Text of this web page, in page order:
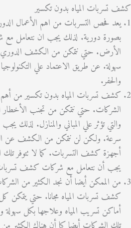
المياه بدون تكسير
فحص التسربات من اهم الأعمال الدورية
دورية. لذلك يجب ان نتعامل مع
حتي نتمكن من الكشف الدوري
عن طريق الاعتماد علي التكنولوجيا
تسربات المياه بدون تكسير من أهم
حتي نتمكن من تجنب الأخطار التي
تؤثر علي المباني والمنازل. لذلك يجب
ولكن لن نتمكن من الكشف عن
كشف التسربات. كما لا تتوفر تلك
أن نتعامل مع شركات كشف تسربات
الممكن أيضا أن نجد الكثير من الشركات
تسربات المياه مجانا. حتي يتمكن كل
تسريب المياه وعلاجها بكل سهولة